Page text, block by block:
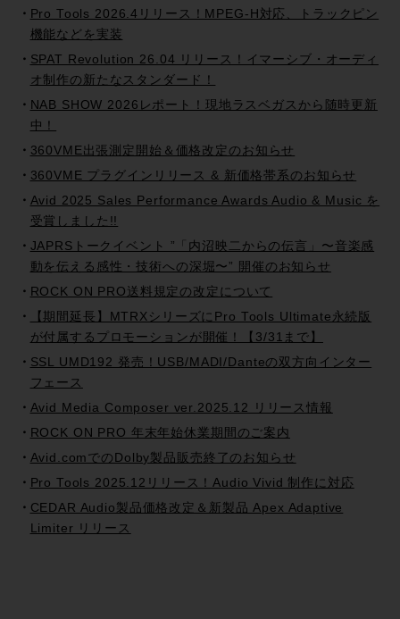
Pro Tools 2026.4リリース！MPEG-H対応、トラックピン
機能などを実装
SPAT Revolution 26.04 リリース！イマーシブ・オーディ
オ制作の新たなスタンダード！
NAB SHOW 2026レポート！現地ラスベガスから随時更新
中！
360VME出張測定開始＆価格改定のお知らせ
360VME プラグインリリース & 新価格帯系のお知らせ
Avid 2025 Sales Performance Awards Audio & Music を
受賞しました!!
JAPRSトークイベント ”「内沼映二からの伝言」〜音楽感
動を伝える感性・技術への深堀〜” 開催のお知らせ
ROCK ON PRO送料規定の改定について
【期間延長】MTRXシリーズにPro Tools Ultimate永続版
が付属するプロモーションが開催！【3/31まで】
SSL UMD192 発売！USB/MADI/Danteの双方向インター
フェース
Avid Media Composer ver.2025.12 リリース情報
ROCK ON PRO 年末年始休業期間のご案内
Avid.comでのDolby製品販売終了のお知らせ
Pro Tools 2025.12リリース！Audio Vivid 制作に対応
CEDAR Audio製品価格改定＆新製品 Apex Adaptive
Limiter リリース